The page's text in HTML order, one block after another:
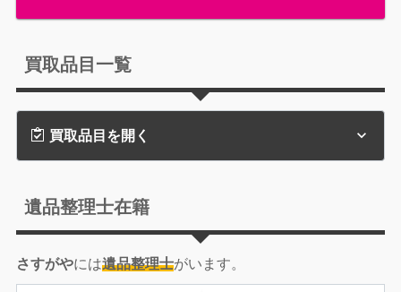
買取品目一覧
買取品目を開く
遺品整理士在籍
さすがやには遺品整理士がいます。